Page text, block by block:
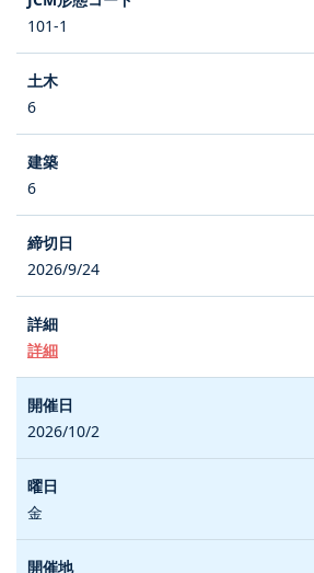
101-1
6
6
2026/9/24
詳細
2026/10/2
金